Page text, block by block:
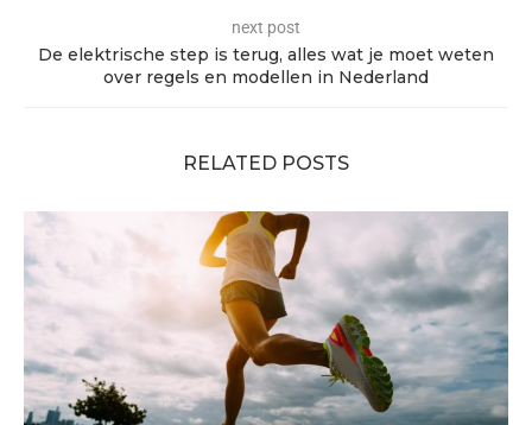
next post
De elektrische step is terug, alles wat je moet weten
over regels en modellen in Nederland
RELATED POSTS